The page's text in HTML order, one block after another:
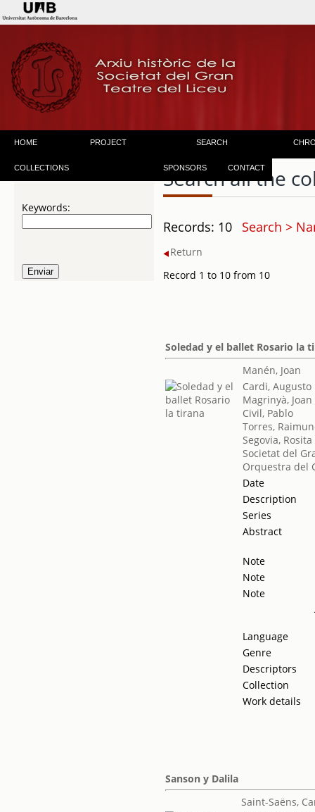
HOME PROJECT SEARCH
COLLECTIONS SPONSORS CONTACT
Keywords:
Search all the
Records: 10 Search >
Return
Record 1 to 10 from 10
Soledad y el ballet Rosario la
Manén, Joan
Cardi, Augusto
Magrinyà, Joan
Civil, Pablo
Torres,
Segovia, Rosita
Societat del
Orquestra del
Date
Description
Series
Abstract
Note
Note
Note
Language
Genre
Descriptors
Collection
Work details
Sanson y Dalila
Saint-Saëns,